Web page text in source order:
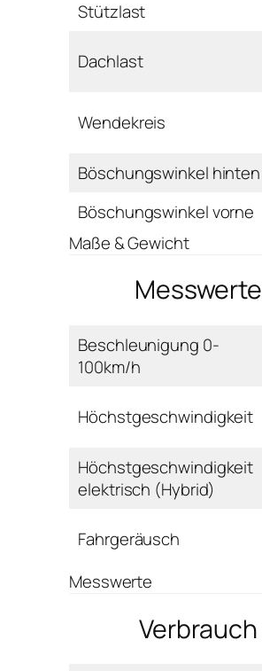
Stützlast
Dachlast
Wendekreis
Böschungswinkel hinten
Böschungswinkel vorne
Maße & Gewicht
Messwerte
Beschleunigung 0-
100km/h
Höchstgeschwindigkeit
Höchstgeschwindigkeit
elektrisch (Hybrid)
Fahrgeräusch
Messwerte
Verbrauch